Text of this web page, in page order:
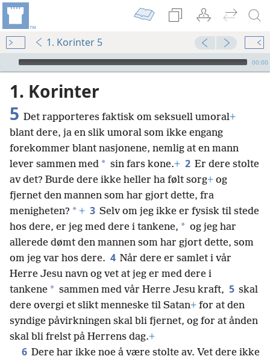
1. Korinter 5
Audio Player
00:00
1. Korinter
5 Det rapporteres faktisk om seksuell umoral+
blant dere, ja en slik umoral som ikke engang
forekommer blant nasjonene, nemlig at en mann
lever sammen med * sin fars kone.+ 2 Er dere stolte
av det? Burde dere ikke heller ha følt sorg+ og
fjernet den mannen som har gjort dette, fra
menigheten? * + 3 Selv om jeg ikke er fysisk til stede
hos dere, er jeg med dere i tankene, * og jeg har
allerede dømt den mannen som har gjort dette, som
om jeg var hos dere. 4 Når dere er samlet i vår
Herre Jesu navn og vet at jeg er med dere i
tankene * sammen med vår Herre Jesu kraft, 5 skal
dere overgi et slikt menneske til Satan+ for at den
syndige påvirkningen skal bli fjernet, og for at ånden
skal bli frelst på Herrens dag.+
6 Dere har ikke noe å være stolte av. Vet dere ikke